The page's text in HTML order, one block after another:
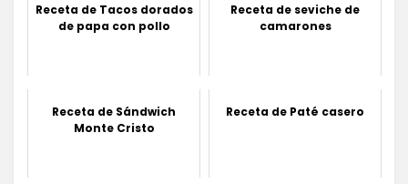
Receta de Tacos dorados
de papa con pollo
Receta de seviche de
camarones
Receta de Sándwich
Monte Cristo
Receta de Paté casero